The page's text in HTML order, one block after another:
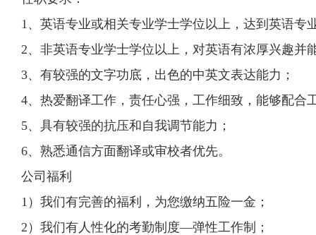
1、英语专业或相关专业学士学位以上，达到英语专
2、非英语专业学士学位以上，对英语有浓厚兴趣
3、有较强的文字功底，出色的中英文表达能力；
4、热爱翻译工作，责任心强，工作细致，能够配合
5、具有较强的抗压和自我调节能力；
6、熟悉通信方面翻译或审校者优先。
公司福利
1）我们有完善的福利，为您缴纳五险一金；
2）我们有人性化的考勤制度—弹性工作制；